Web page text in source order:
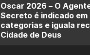
Oscar 2026 – O
Secreto é indicado em
categorias e iguala
Cidade de Deus